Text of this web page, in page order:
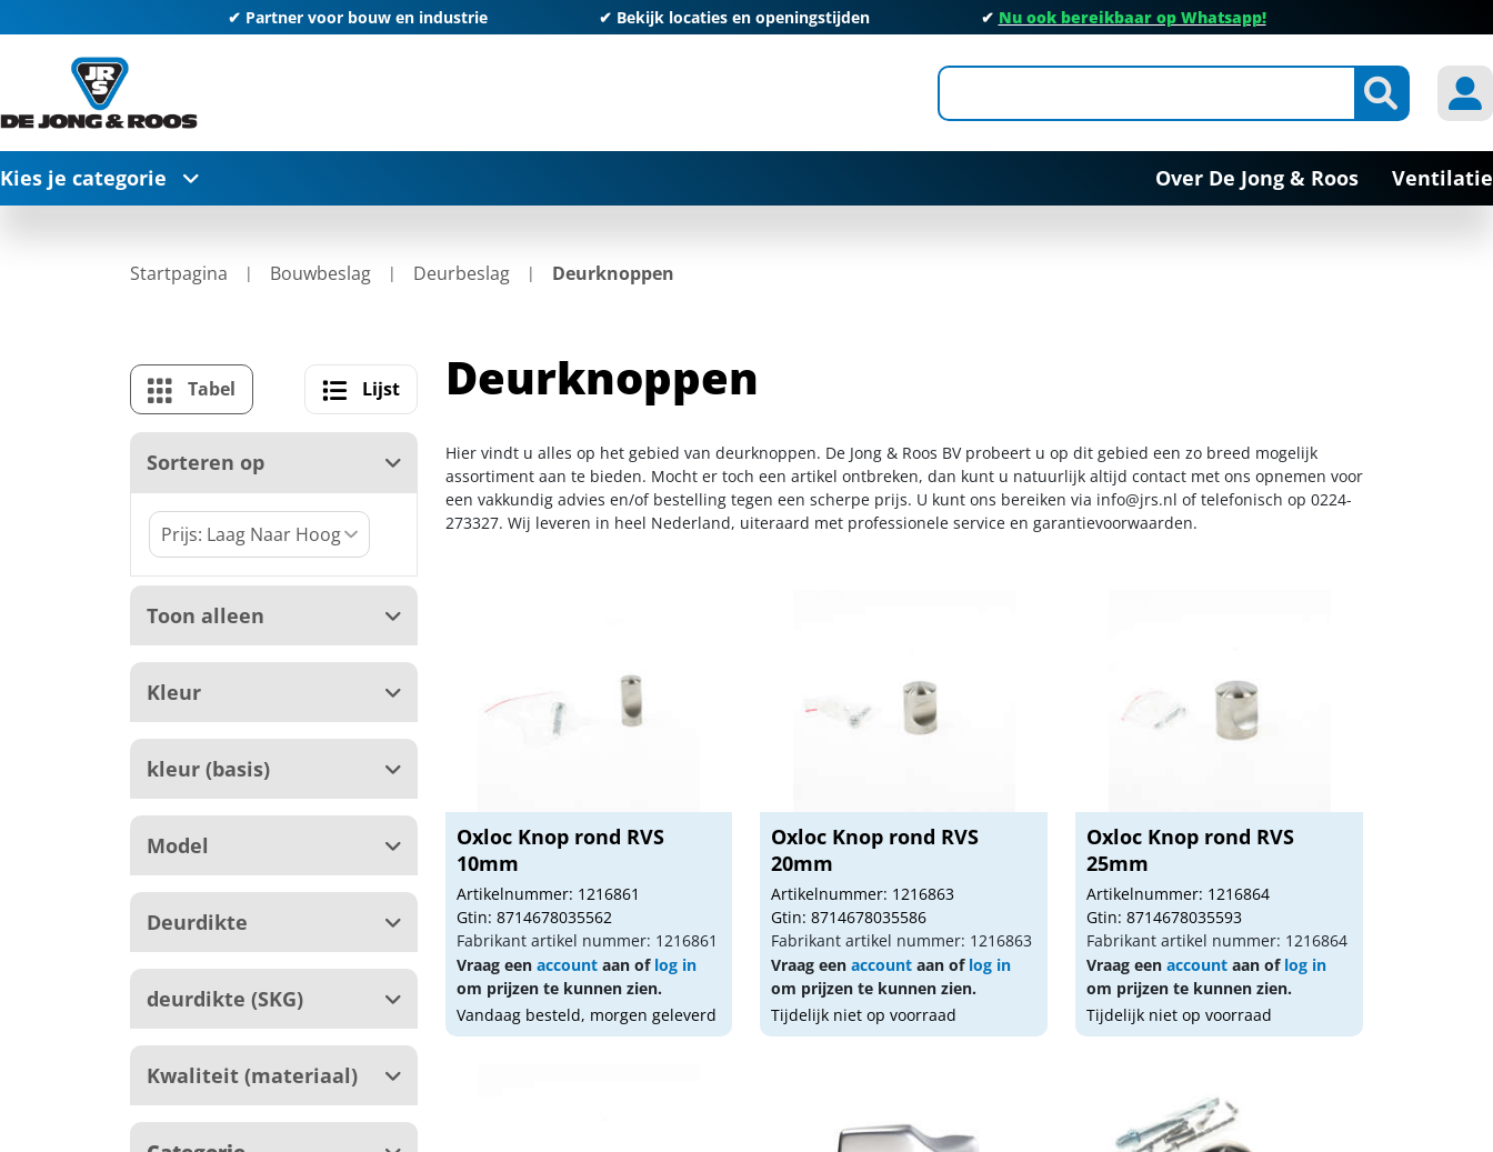
✔ Partner voor bouw en industrie ✔ Bekijk locaties en openingstijden ✔ Nu ook bereikbaar op Whatsapp!
Kies je categorie Over De Jong & Roos Ventilatie
Startpagina Bouwbeslag Deurbeslag Deurknoppen
Tabel Lijst
Sorteren op
Toon alleen
Kleur
kleur (basis)
Model
Deurdikte
deurdikte (SKG)
Kwaliteit (materiaal)
Deurknoppen
Hier vindt u alles op het gebied van deurknoppen. De Jong & Roos BV probeert u op dit gebied een zo breed mogelijk
assortiment aan te bieden. Mocht er toch een artikel ontbreken, dan kunt u natuurlijk altijd contact met ons opnemen voor
een vakkundig advies en/of bestelling tegen een scherpe prijs. U kunt ons bereiken via info@jrs.nl of telefonisch op 0224-
273327. Wij leveren in heel Nederland, uiteraard met professionele service en garantievoorwaarden.
Oxloc Knop rond RVS
10mm
Artikelnummer: 1216861
Gtin: 8714678035562
Fabrikant artikel nummer: 1216861
Vraag een accountaan of log in
om prijzen te kunnen zien.
Vandaag besteld, morgen geleverd
Oxloc Knop rond RVS
20mm
Artikelnummer: 1216863
Gtin: 8714678035586
Fabrikant artikel nummer: 1216863
Vraag eenaccount aan of log in
om prijzen te kunnen zien.
Tijdelijk niet op voorraad
Oxloc Knop rond RVS
25mm
Artikelnummer: 1216864
Gtin: 8714678035593
Fabrikant artikel nummer: 1216864
Vraag eenaccount aan of log in
om prijzen te kunnen zien.
Tijdelijk niet op voorraad